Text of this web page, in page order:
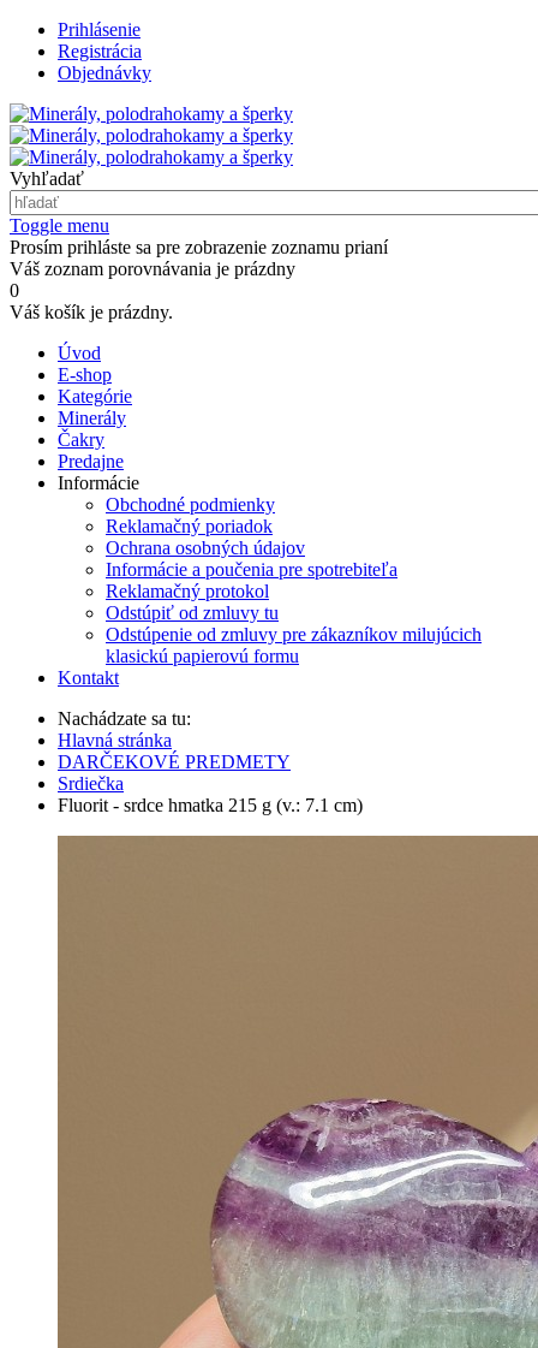
Prihlásenie
Registrácia
Objednávky
Vyhľadať
Toggle menu
Prosím prihláste sa pre zobrazenie zoznamu prianí
Váš zoznam porovnávania je prázdny
0
Váš košík je prázdny.
Úvod
E-shop
Kategórie
Minerály
Čakry
Predajne
Informácie
Obchodné podmienky
Reklamačný poriadok
Ochrana osobných údajov
Informácie a poučenia pre spotrebiteľa
Reklamačný protokol
Odstúpiť od zmluvy tu
Odstúpenie od zmluvy pre zákazníkov milujúcich
klasickú papierovú formu
Kontakt
Nachádzate sa tu:
Hlavná stránka
DARČEKOVÉ PREDMETY
Srdiečka
Fluorit - srdce hmatka 215 g (v.: 7.1 cm)